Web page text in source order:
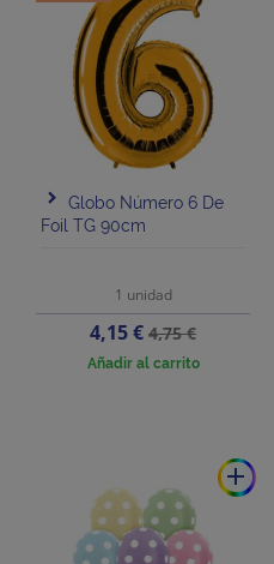
Globo Número 6 De
Foil TG 90cm
1 unidad
Precio
4,15 €Precio
base
4,75 €
Añadir al carrito
add